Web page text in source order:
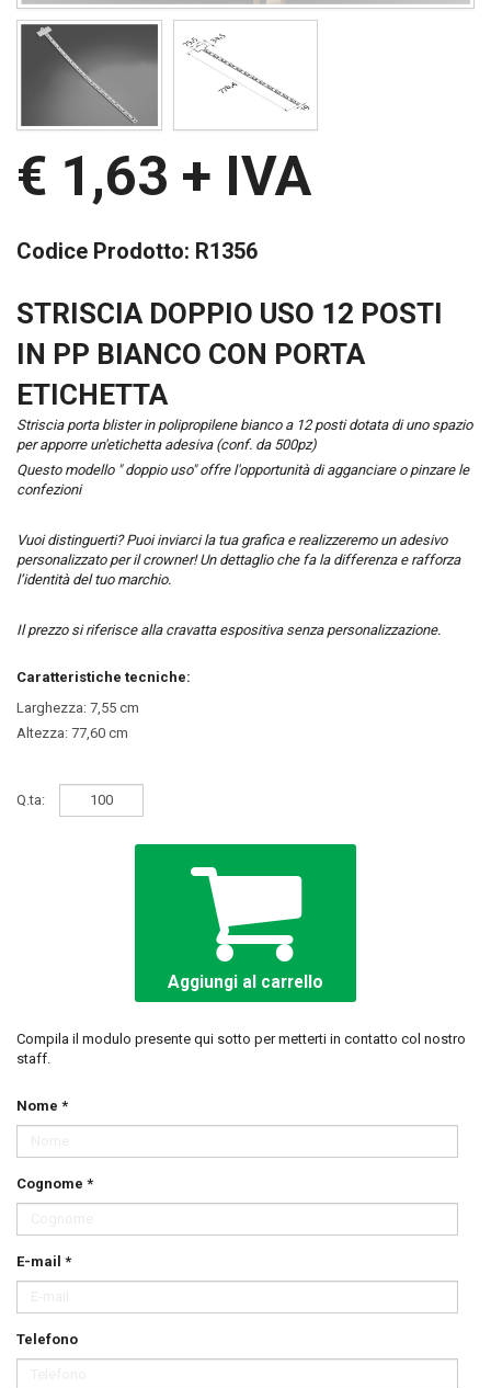
€ 1,63 + IVA
Codice Prodotto: R1356
STRISCIA DOPPIO USO 12 POSTI
IN PP BIANCO CON PORTA
ETICHETTA
Striscia porta blister in polipropilene bianco a 12 posti dotata di uno spazio
per apporre un'etichetta adesiva (conf. da 500pz)
Questo modello " doppio uso" offre l'opportunità di agganciare o pinzare le
confezioni
Vuoi distinguerti? Puoi inviarci la tua grafica e realizzeremo un adesivo
personalizzato per il crowner! Un dettaglio che fa la differenza e rafforza
l’identità del tuo marchio.
Il prezzo si riferisce alla cravatta espositiva senza personalizzazione.
Caratteristiche tecniche:
Larghezza: 7,55 cm
Altezza: 77,60 cm
Q.ta:
Aggiungi al carrello
Compila il modulo presente qui sotto per metterti in contatto col nostro
staff.
Nome *
Cognome *
E-mail *
Telefono